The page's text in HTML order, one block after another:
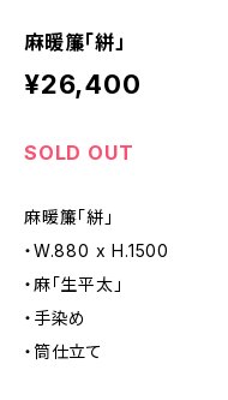
麻暖簾「絣」
¥26,400
SOLD OUT
麻暖簾「絣」
・W.880 x H.1500
・麻「生平太」
・手染め
・筒仕立て